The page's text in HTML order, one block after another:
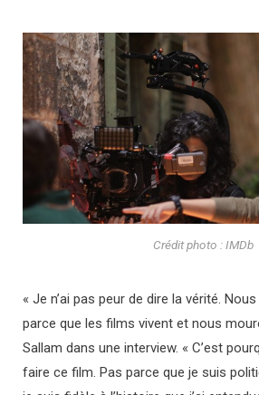
Crédit photo : IMDb
« Je n’ai pas peur de dire la vérité.
parce que les films vivent et nous
Sallam dans une interview. « C’est
faire ce film. Pas parce que je suis